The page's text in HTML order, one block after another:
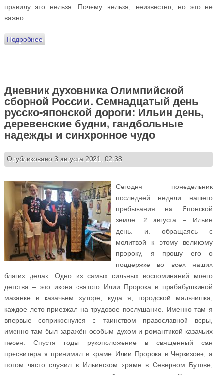
правилу это нельзя. Почему нельзя, неизвестно, но это не
важно.
Подробнеео Дневник духовника Олимпийской сборной России.
русские орлы и «Ты куда, Canada?», святыни из
Дневник духовника Олимпийской
сборной России. Семнадцатый день
русско-японской дороги: Ильин день,
деревенские будни, гандбольные
надежды и синхронное чудо
Опубликовано 3 августа 2021, 02:38
Сегодня понедельник
последней недели нашего
пребывания на Японской
земле. 2 августа – Ильин
день, и, обращаясь с
молитвой к этому великому
пророку, я прошу его о
поддержке во всех наших
благих делах. Одно из самых сильных воспоминаний моего
детства – это икона святого Илии Пророка в прабабушкиной
мазанке в казачьем хуторе, куда я, городской мальчишка,
каждое лето приезжал на трудовое послушание. Именно там я
впервые соприкоснулся с таинством православной веры,
именно там был заражён особым духом и романтикой казачьих
песен. Спустя годы рукоположение в священный сан
пресвитера я принимал в храме Илии Пророка в Черкизове, а
потом часто служил в Ильинском храме в Северном Бутове,